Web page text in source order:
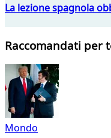
La lezione spagnola
Raccomandati per
Mondo